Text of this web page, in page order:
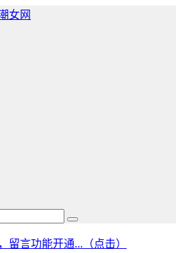
女网
留言功能开通...（点击）